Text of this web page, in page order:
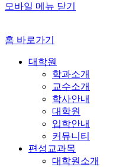
모바일 메뉴 닫기
홈 바로가기
대학원
학과소개
교수소개
학사안내
대학원
입학안내
커뮤니티
편성교과목
대학원소개